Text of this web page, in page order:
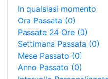
In qualsiasi momento
Ora Passata (0)
Passate 24 Ore (0)
Settimana Passata (0)
Mese Passato (0)
Anno Passato (0)